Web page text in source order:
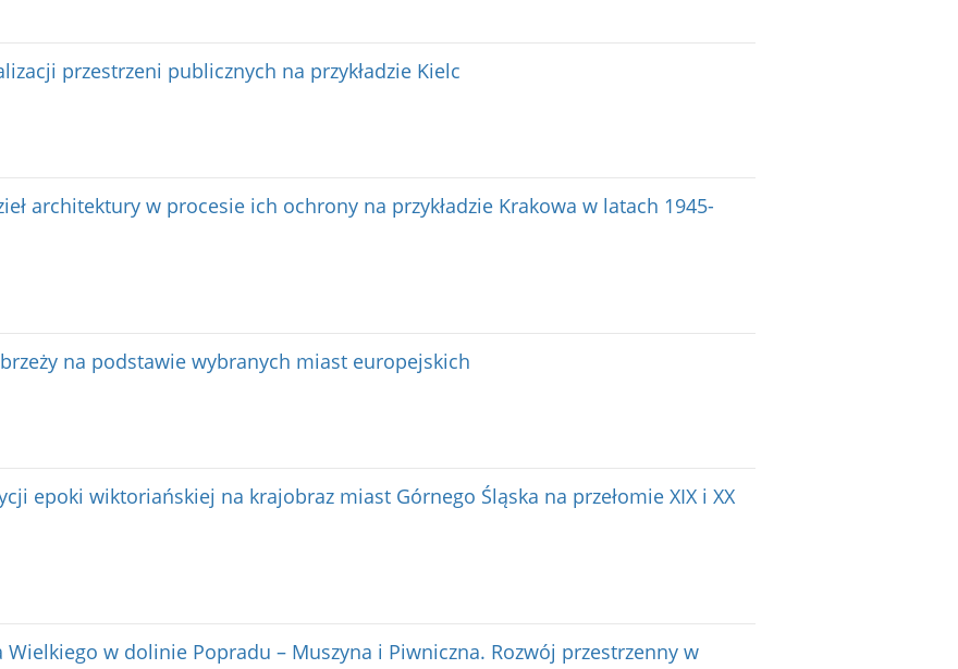
przestrzeni publicznych na przykładzie Kielc
architektury w procesie ich ochrony na przykładzie Krakowa w latach 1945-
na podstawie wybranych miast europejskich
epoki wiktoriańskiej na krajobraz miast Górnego Śląska na przełomie XIX i XX
Wielkiego w dolinie Popradu – Muszyna i Piwniczna. Rozwój przestrzenny w